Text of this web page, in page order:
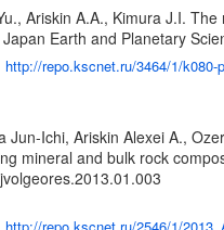
Ariskin A.A., Kimura J.I.
Earth and Planetary
http://repo.kscnet.ru/3464/1/k080-
Jun-Ichi, Ariskin Alexei A.,
mineral and bulk rock